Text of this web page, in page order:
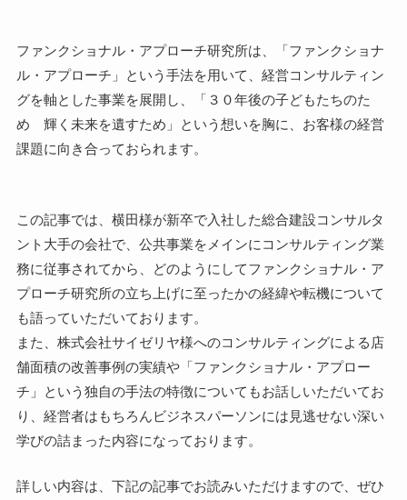
ファンクショナル・アプローチ研究所は、「ファンクショナ
ル・アプローチ」という手法を用いて、経営コンサルティン
グを軸とした事業を展開し、「３０年後の子どもたちのた
め 輝く未来を遺すため」という想いを胸に、お客様の経営
課題に向き合っておられます。
この記事では、横田様が新卒で入社した総合建設コンサルタ
ント大手の会社で、公共事業をメインにコンサルティング業
務に従事されてから、どのようにしてファンクショナル・ア
プローチ研究所の立ち上げに至ったかの経緯や転機について
も語っていただいております。
また、株式会社サイゼリヤ様へのコンサルティングによる店
舗面積の改善事例の実績や「ファンクショナル・アプロー
チ」という独自の手法の特徴についてもお話しいただいてお
り、経営者はもちろんビジネスパーソンには見逃せない深い
学びの詰まった内容になっております。
詳しい内容は、下記の記事でお読みいただけますので、ぜひ